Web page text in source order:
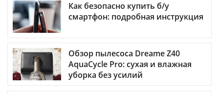
Как безопасно купить б/у
смартфон: подробная инструкция
Обзор пылесоса Dreame Z40
AquaCycle Pro: сухая и влажная
уборка без усилий